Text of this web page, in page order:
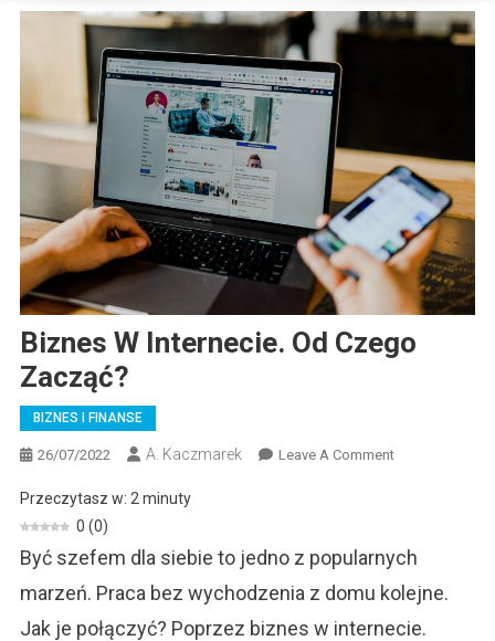
Biznes W Internecie. Od Czego
Zacząć?
BIZNES I FINANSE
26/07/2022 A. Kaczmarek Leave A CommentOn
Od
Zacząć?
Przeczytasz w: 2 minuty
0 (0)
Być szefem dla siebie to jedno z popularnych
marzeń. Praca bez wychodzenia z domu kolejne.
Jak je połączyć? Poprzez biznes w internecie.